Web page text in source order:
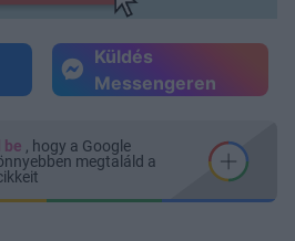
Küldés
Messengeren
, hogy a Google
megtaláld a